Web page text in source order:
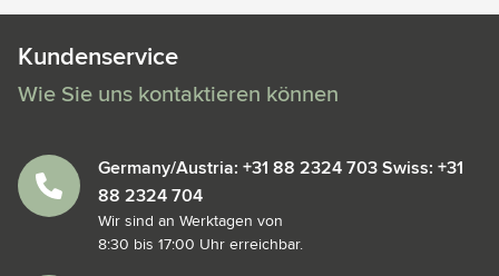
Kundenservice
Wie Sie uns kontaktieren können
Germany/Austria: +31 88 2324 703 Swiss: +31
88 2324 704
Wir sind an Werktagen von
8:30 bis 17:00 Uhr erreichbar.